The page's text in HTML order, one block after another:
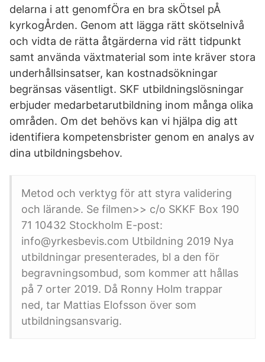
delarna i att genomfÖra en bra skÖtsel pÅ
kyrkogÅrden. Genom att lägga rätt skötselnivå
och vidta de rätta åtgärderna vid rätt tidpunkt
samt använda växtmaterial som inte kräver stora
underhållsinsatser, kan kostnadsökningar
begränsas väsentligt. SKF utbildningslösningar
erbjuder medarbetarutbildning inom många olika
områden. Om det behövs kan vi hjälpa dig att
identifiera kompetensbrister genom en analys av
dina utbildningsbehov.
Metod och verktyg för att styra validering
och lärande. Se filmen>> c/o SKKF Box 190
71 10432 Stockholm E-post:
info@yrkesbevis.com Utbildning 2019 Nya
utbildningar presenterades, bl a den för
begravningsombud, som kommer att hållas
på 7 orter 2019. Då Ronny Holm trappar
ned, tar Mattias Elofsson över som
utbildningsansvarig.